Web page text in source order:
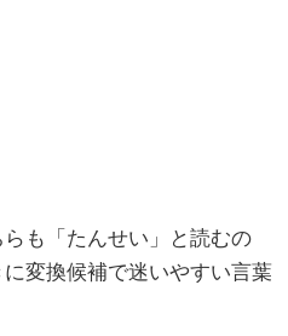
らも「たんせい」と読むの
変換候補で迷いやすい言葉